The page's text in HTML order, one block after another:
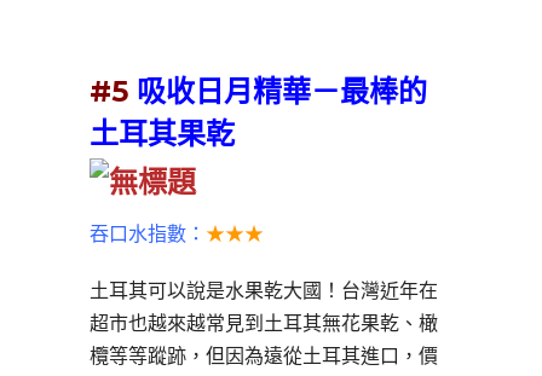
#5 吸收日月精華－最棒的
土耳其果乾
吞口水指數： ★★★
土耳其可以說是水果乾大國！台灣近年在
超市也越來越常見到土耳其無花果乾、橄
欖等等蹤跡，但因為遠從土耳其進口，價